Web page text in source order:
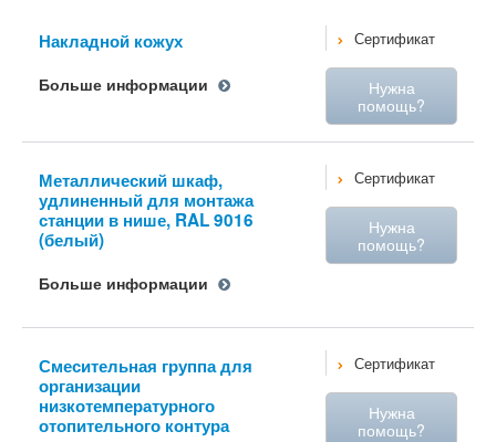
Накладной кожух
Больше информации
Сертификат
Нужна
помощь?
Металлический шкаф,
удлиненный для монтажа
станции в нише, RAL 9016
(белый)
Больше информации
Сертификат
Нужна
помощь?
Смесительная группа для
организации
низкотемпературного
отопительного контура
Сертификат
Нужна
помощь?